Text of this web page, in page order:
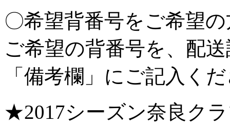
〇希望背番号をご希望
ご希望の背番号を、配
「備考欄」にご記入く
★2017シーズン奈良ク